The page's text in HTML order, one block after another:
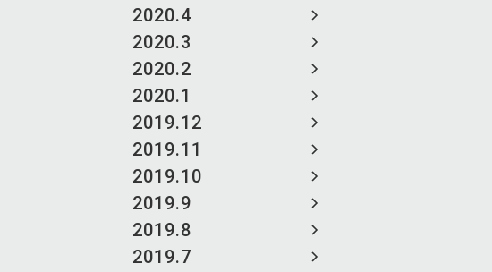
2020.4
2020.3
2020.2
2020.1
2019.12
2019.11
2019.10
2019.9
2019.8
2019.7